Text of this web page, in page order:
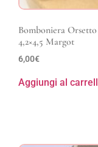
Bomboniera
4,2×4,5 Margot
6,00€
Aggiungi al